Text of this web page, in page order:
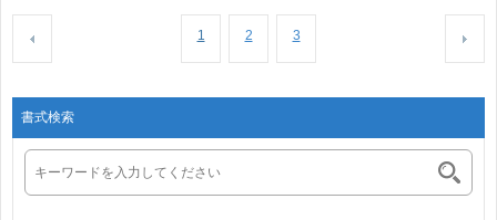
1 2 3
書式検索